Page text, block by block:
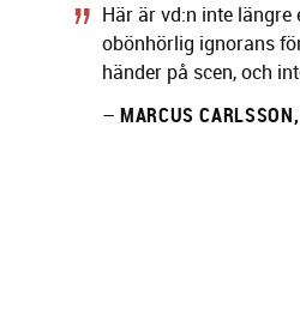
Här är vd:n inte
obönhör­lig ignorans
händer på scen, och
– MARCUS